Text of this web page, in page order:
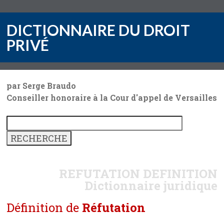
DICTIONNAIRE DU DROIT
PRIVÉ
par Serge Braudo
Conseiller honoraire à la Cour d'appel de Versailles
REFUTATION DEFINITION
Dictionnaire juridique
Définition de Réfutation